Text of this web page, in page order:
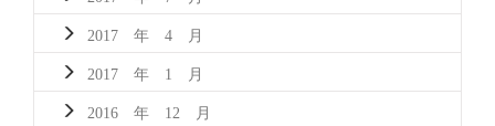
2017 年 4 月
2017 年 1 月
2016 年 12 月